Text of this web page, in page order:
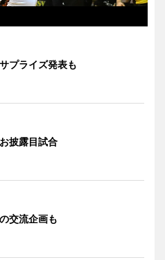
プライズ発表も
披露目試合
交流企画も